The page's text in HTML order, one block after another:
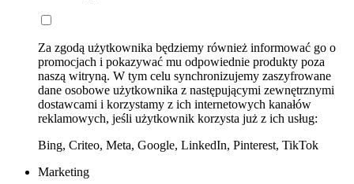
Za zgodą użytkownika będziemy również informować go o
promocjach i pokazywać mu odpowiednie produkty poza
naszą witryną. W tym celu synchronizujemy zaszyfrowane
dane osobowe użytkownika z następującymi zewnętrznymi
dostawcami i korzystamy z ich internetowych kanałów
reklamowych, jeśli użytkownik korzysta już z ich usług:
Bing, Criteo, Meta, Google, LinkedIn, Pinterest, TikTok
Marketing